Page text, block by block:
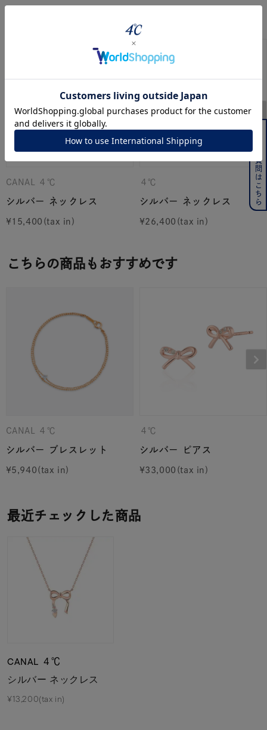
CANAL ４℃
シルバー ネックレス
¥15,400
４℃
シルバー ネックレス
¥26,400
こちらの商品もおすすめです
CANAL ４℃
シルバー ブレスレット
¥5,940
４℃
シルバー ピアス
¥33,000
最近チェックした商品
CANAL ４℃
シルバー ネックレス
¥13,200(tax in)
よくある質問はこちら